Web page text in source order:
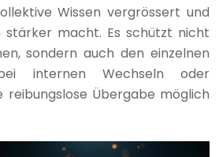
Wissen vergrössert und
stärker macht. Es schützt nicht
sondern auch den einzelnen
internen Wechseln oder
reibungslose Übergabe möglich